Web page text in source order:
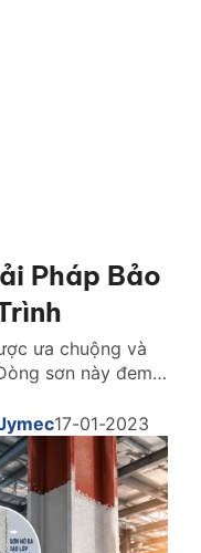
Pháp Bảo
ưa chuộng và
sơn này đem
có đặc điểm gì nổi
17-01-2023